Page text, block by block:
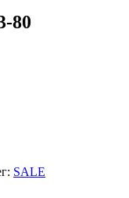
80
SALE